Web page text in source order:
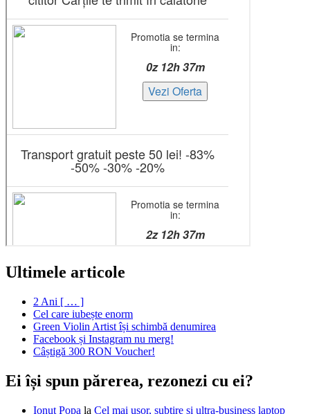
Ultimele articole
2 Ani [ … ]
Cel care iubește enorm
Green Violin Artist își schimbă denumirea
Facebook și Instagram nu merg!
Câștigă 300 RON Voucher!
Ei își spun părerea, rezonezi cu ei?
Ionut Popa la Cel mai ușor, subțire și ultra-business laptop